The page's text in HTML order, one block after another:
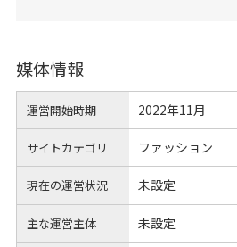
媒体情報
運営開始時期 2022年11月
サイトカテゴリ ファッション
現在の運営状況 未設定
主な運営主体 未設定